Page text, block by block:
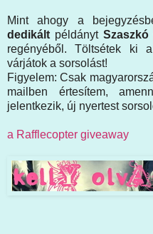
Mint ahogy a
dedikált példánytSzaszkó
regényéből. Töltsétek ki
várjátok a sorsolást!
Figyelem: Csak
mailben értesítem,
jelentkezik, új nyertest
a Rafflecopter giveaway